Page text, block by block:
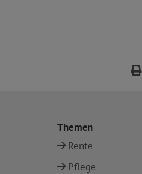
Themen
Rente
Pflege